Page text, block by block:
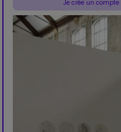
Je crée un